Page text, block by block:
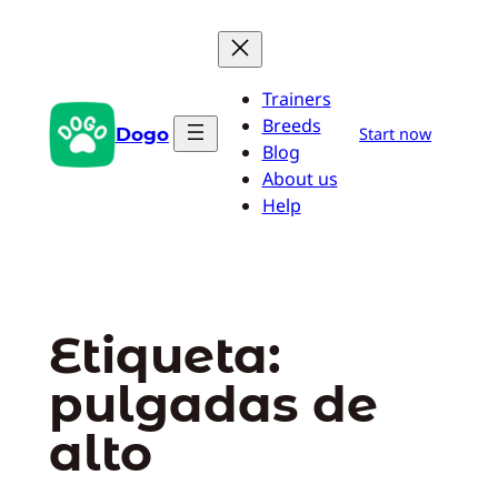
Dogo
Trainers
Breeds
Blog
About us
Help
Start now
Etiqueta:
pulgadas de
alto